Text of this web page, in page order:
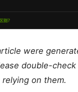
were
double-
on them.